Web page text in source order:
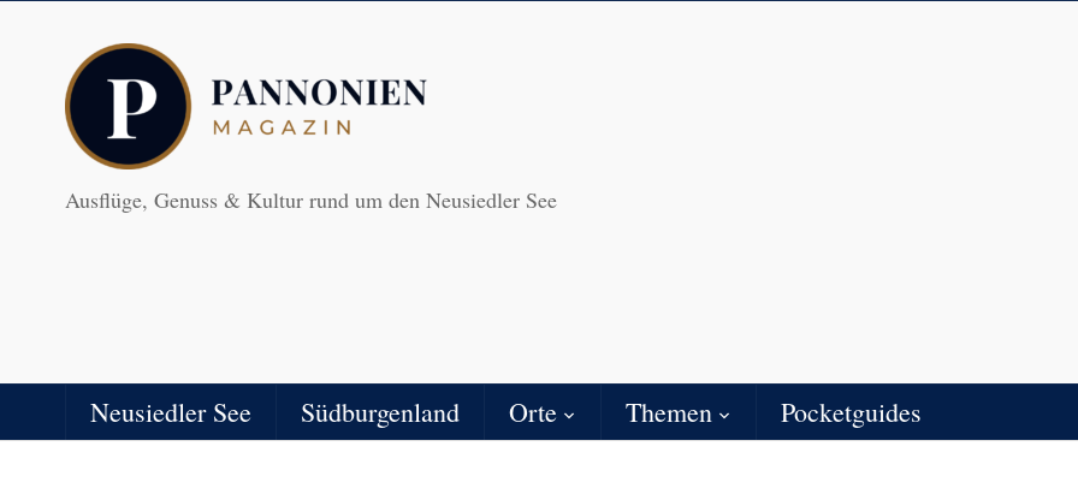
Ausflüge, Genuss & Kultur rund um den Neusiedler See
Neusiedler See Südburgenland Orte Themen Pocketguides